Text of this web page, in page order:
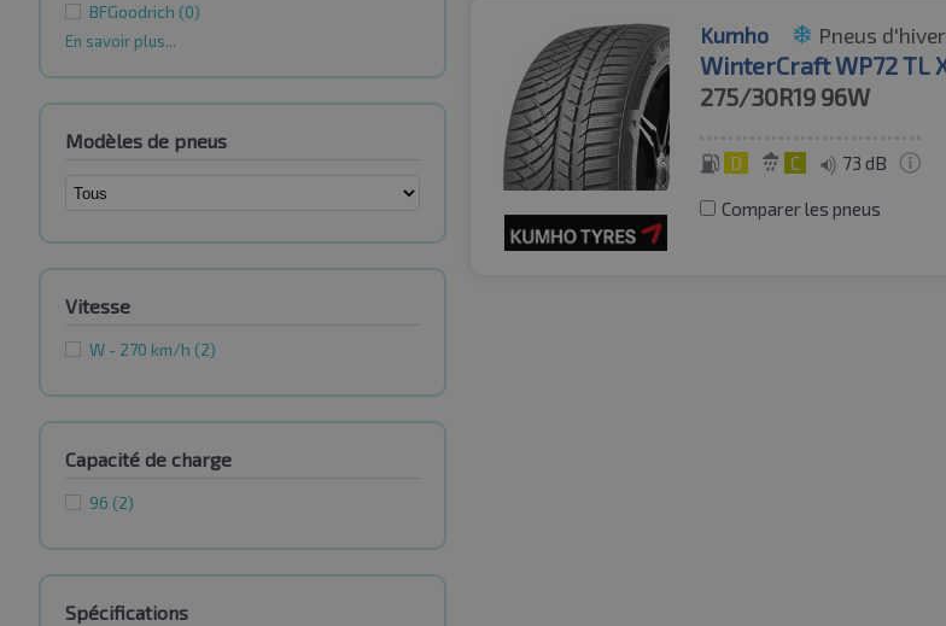
BFGoodrich (0)
En savoir plus...
Modèles de pneus
Vitesse
W - 270 km/h (2)
Capacité de charge
96 (2)
Spécifications
Kumho Pneus d'hiver
WinterCraft WP72 TL
275/30R19 96W
D C 73 dB
Comparer les pneus